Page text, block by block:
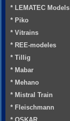
* LEMATEC Models
* Piko
* Vitrains
* REE-modeles
* Tillig
* Mabar
* Mehano
* Mistral Train
* Fleischmann